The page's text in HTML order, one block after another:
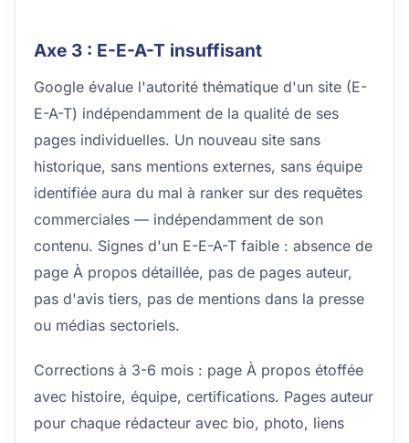
Axe 3 : E-E-A-T insuffisant
Google évalue l'autorité thématique d'un site (E-
E-A-T) indépendamment de la qualité de ses
pages individuelles. Un nouveau site sans
historique, sans mentions externes, sans équipe
identifiée aura du mal à ranker sur des requêtes
commerciales — indépendamment de son
contenu. Signes d'un E-E-A-T faible : absence de
page À propos détaillée, pas de pages auteur,
pas d'avis tiers, pas de mentions dans la presse
ou médias sectoriels.
Corrections à 3-6 mois : page À propos étoffée
avec histoire, équipe, certifications. Pages auteur
pour chaque rédacteur avec bio, photo, liens